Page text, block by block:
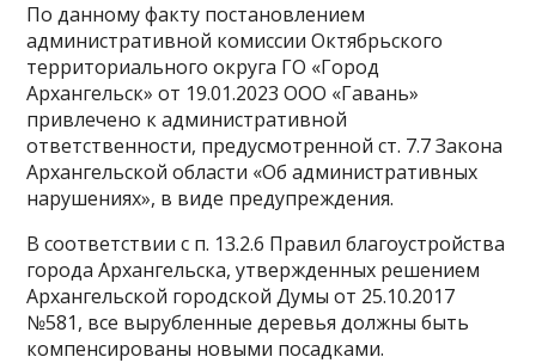
По данному факту постановлением
административной комиссии Октябрьского
территориального округа ГО «Город
Архангельск» от 19.01.2023 ООО «Гавань»
привлечено к административной
ответственности, предусмотренной ст. 7.7 Закона
Архангельской области «Об административных
нарушениях», в виде предупреждения.
В соответствии с п. 13.2.6 Правил благоустройства
города Архангельска, утвержденных решением
Архангельской городской Думы от 25.10.2017
№581, все вырубленные деревья должны быть
компенсированы новыми посадками.